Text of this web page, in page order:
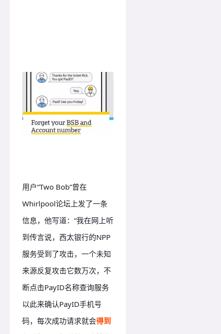
用户“Two Bob”曾在
Whirlpool论坛上发了一条
信息，他写道：“我在网上听
到传言说，西太银行的NPP
服务受到了攻击，一个未知
来源反复攻击它数万次，不
断点击PayID名称查询服务
以此来确认PayID手机号
码，每次成功请求就会得到